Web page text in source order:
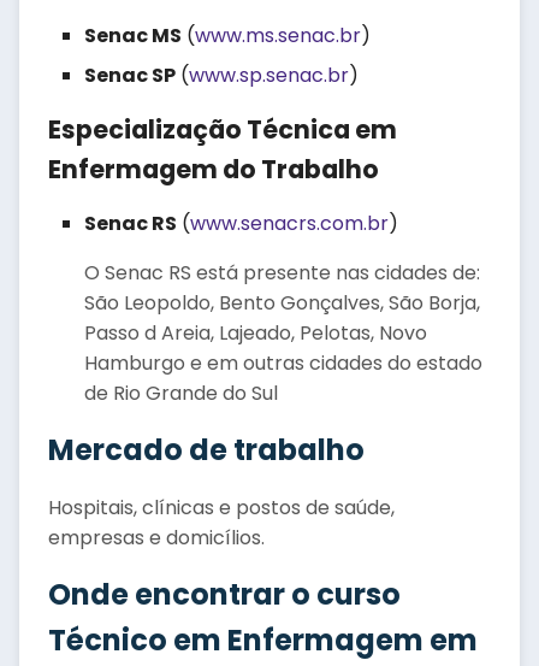
Senac MS (www.ms.senac.br)
Senac SP (www.sp.senac.br)
Especialização Técnica em
Enfermagem do Trabalho
Senac RS (www.senacrs.com.br)
O Senac RS está presente nas cidades de:
São Leopoldo, Bento Gonçalves, São Borja,
Passo d Areia, Lajeado, Pelotas, Novo
Hamburgo e em outras cidades do estado
de Rio Grande do Sul
Mercado de trabalho
Hospitais, clínicas e postos de saúde,
empresas e domicílios.
Onde encontrar o curso
Técnico em Enfermagem em